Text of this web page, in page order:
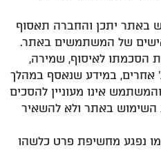
באתר יתכן והחברה תאסוף
של המשתמשים באתר.
הסכמתו לאיסוף, שמירה,
אחרים, במידע שנאסף במהלך
אינו מעוניין להסכים
השימוש באתר ולא להשאיר
נפגע מחשיפת פרט כלשהו